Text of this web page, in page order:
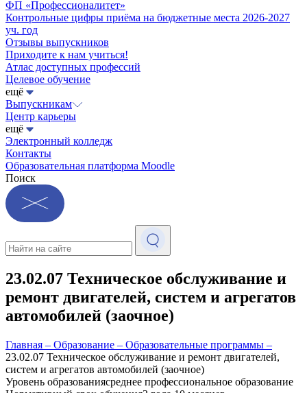
ФП «Профессионалитет»
Контрольные цифры приёма на бюджетные места 2026-2027
уч. год
Отзывы выпускников
Приходите к нам учиться!
Атлас доступных профессий
Целевое обучение
ещё
Выпускникам
Центр карьеры
ещё
Электронный колледж
Контакты
Образовательная платформа Moodle
Поиск
23.02.07 Техническое обслуживание и
ремонт двигателей, систем и агрегатов
автомобилей (заочное)
Главная – Образование – Образовательные программы –
23.02.07 Техническое обслуживание и ремонт двигателей,
систем и агрегатов автомобилей (заочное)
Уровень образованиясреднее профессиональное образование